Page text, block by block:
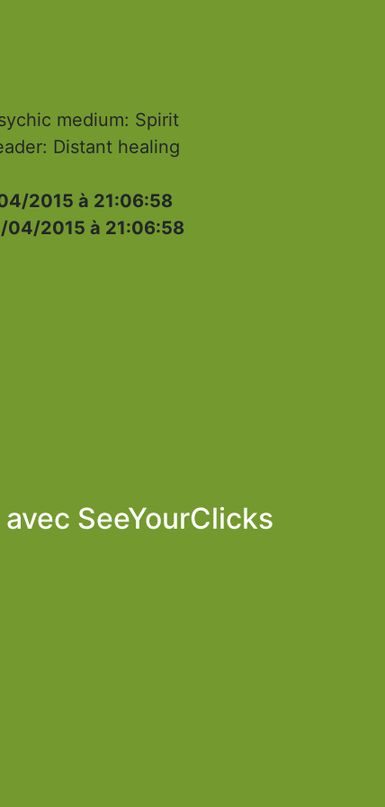
medium: Spirit
Distant healing
2015 à 21:06:58
04/2015 à 21:06:58
SeeYourClicks